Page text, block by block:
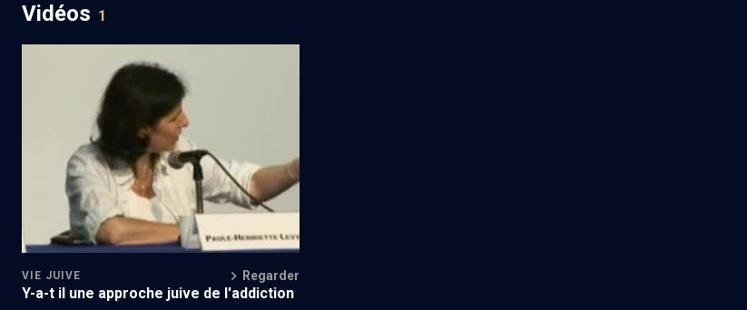
Vidéos 1
Vie juive et modernité - Cours
VIE JUIVE Regarder
Y-a-t il une approche juive de l'addiction